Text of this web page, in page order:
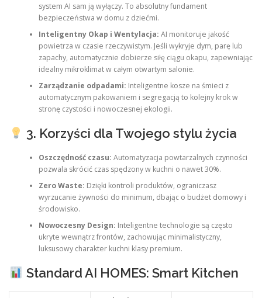
system AI sam ją wyłączy. To absolutny fundament
bezpieczeństwa w domu z dziećmi.
Inteligentny Okap i Wentylacja: AI monitoruje jakość
powietrza w czasie rzeczywistym. Jeśli wykryje dym, parę lub
zapachy, automatycznie dobierze siłę ciągu okapu, zapewniając
idealny mikroklimat w całym otwartym salonie.
Zarządzanie odpadami: Inteligentne kosze na śmieci z
automatycznym pakowaniem i segregacją to kolejny krok w
stronę czystości i nowoczesnej ekologii.
3. Korzyści dla Twojego stylu życia
Oszczędność czasu: Automatyzacja powtarzalnych czynności
pozwala skrócić czas spędzony w kuchni o nawet 30%.
Zero Waste: Dzięki kontroli produktów, ograniczasz
wyrzucanie żywności do minimum, dbając o budżet domowy i
środowisko.
Nowoczesny Design: Inteligentne technologie są często
ukryte wewnątrz frontów, zachowując minimalistyczny,
luksusowy charakter kuchni klasy premium.
Standard AI HOMES: Smart Kitchen